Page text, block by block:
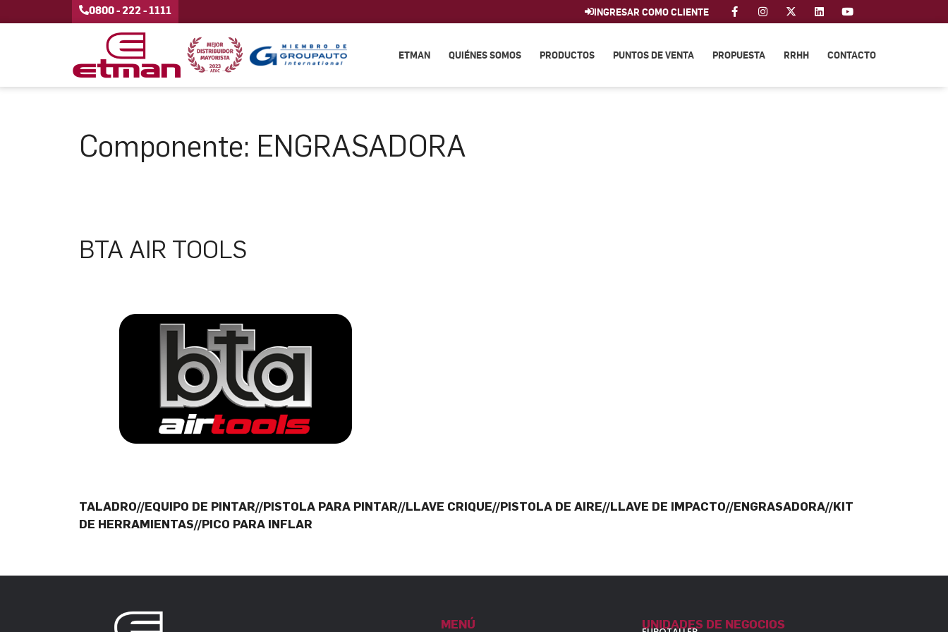
0800 - 222 - 1111 INGRESAR COMO CLIENTE
ETMAN QUIÉNES SOMOS PRODUCTOS PUNTOS DE VENTA PROPUESTA RRHH CONTACTO
Componente: ENGRASADORA
BTA AIR TOOLS
TALADRO//EQUIPO DE PINTAR//PISTOLA PARA PINTAR//LLAVE CRIQUE//PISTOLA DE AIRE//LLAVE DE IMPACTO//ENGRASADORA//KIT
DE HERRAMIENTAS//PICO PARA INFLAR
MENÚ UNIDADES DE NEGOCIOS